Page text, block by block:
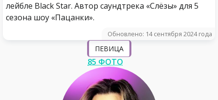
лейбле Black Star. Автор саундтрека «Слёзы» для 5
сезона шоу «Пацанки».
Обновлено: 14 сентября 2024 года
ПЕВИЦА
85 ФОТО